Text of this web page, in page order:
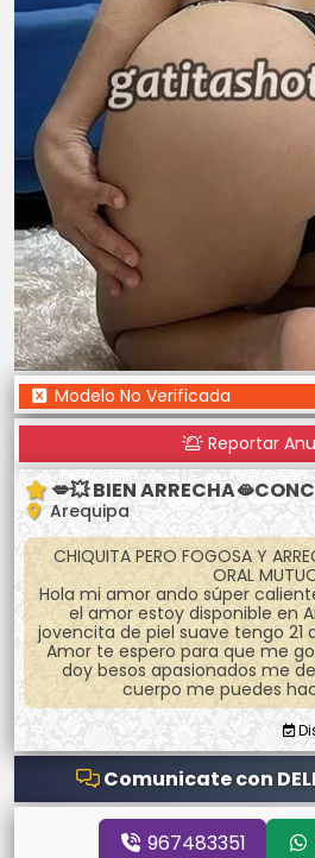
Modelo No Verificada
Reportar
💋💥 BIEN
Arequipa
CHIQUITA PERO FOGOSA Y
ORAL
Hola mi amor ando súper
el amor estoy disponible en
jovencita de piel suave tengo 21
Amor te espero para que me
doy besos apasionados me
cuerpo me puedes
Comunicate con
967483351